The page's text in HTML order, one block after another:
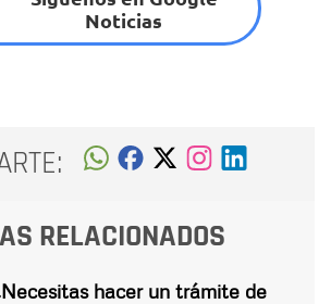
Noticias
RELACIONADOS
hacer un trámite de